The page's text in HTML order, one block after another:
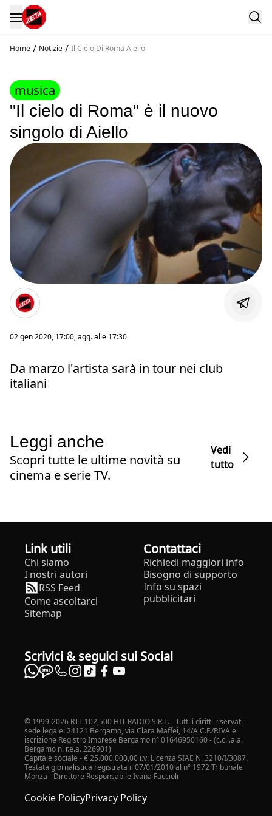
Home / Notizie / Il Cielo Di Roma Aiello
musica
"Il cielo di Roma" è il nuovo
singolo di Aiello
02 gen 2020, 17:00, agg. alle 17:30
Da marzo l'artista sarà in tour nei club
italiani
Leggi anche
Scopri tutte le ultime novità su
cinema e serie TV.
Vedi
tutto
Link utili
Chi siamo
I nostri autori
RSS Feed
Come ascoltarci
Sitemap
Contattaci
Richiedi maggiori info
Bisogno di supporto
Info su spazi
pubblicitari
Scrivici & seguici sui Social
© 1999-2026 RTL 102,500 HIT RADIO S.R.L. - Tutti i diritti riservati -
sede legale: 24121 Bergamo, via Clara Maffei, 14/A C.F./P.IVA e
iscrizione Registro Imprese Bergamo n° 01646950160 - (c.c.i.a.a.
Bergamo n. r.e.a. 226901)
Capitale sociale - € 25.000.000,00 i.v. Licenza SIAE N. 3210/I/3087.
Testata giornalistica registrata il 07/01/2010 al n° 1972 Tribunale
Monza - Direttore Responsabile Ivana Faccioli
Cookie PolicyPrivacy Policy